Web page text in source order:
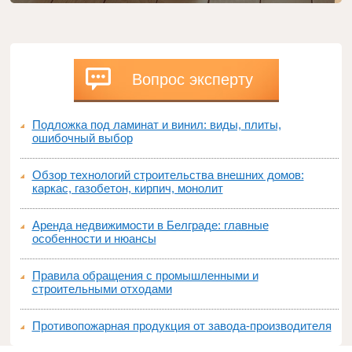
Вопрос эксперту
Подложка под ламинат и винил: виды, плиты,
ошибочный выбор
Обзор технологий строительства внешних домов:
каркас, газобетон, кирпич, монолит
Аренда недвижимости в Белграде: главные
особенности и нюансы
Правила обращения с промышленными и
строительными отходами
Противопожарная продукция от завода-производителя